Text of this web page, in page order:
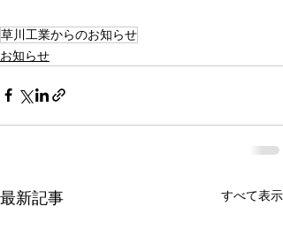
草川工業からのお知らせ
お知らせ
最新記事 すべて表示